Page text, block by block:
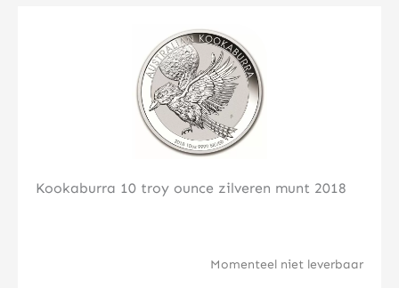
Kookaburra 10 troy ounce zilveren munt 2018
Momenteel niet leverbaar
Klik hier